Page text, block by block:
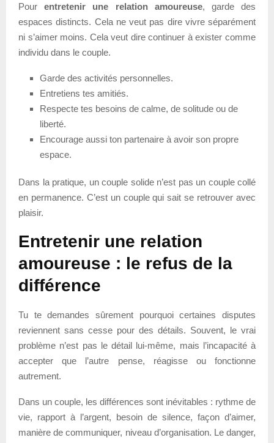
Pourentretenir une relation amoureuse, garde des
espaces distincts. Cela ne veut pas dire vivre séparément
ni s’aimer moins. Cela veut dire continuer à exister comme
individu dans le couple.
Garde des activités personnelles.
Entretiens tes amitiés.
Respecte tes besoins de calme, de solitude ou de
liberté.
Encourage aussi ton partenaire à avoir son propre
espace.
Dans la pratique, un couple solide n’est pas un couple collé
en permanence. C’est un couple qui sait se retrouver avec
plaisir.
Entretenir une relation
amoureuse : le refus de la
différence
Tu te demandes sûrement pourquoi certaines disputes
reviennent sans cesse pour des détails. Souvent, le vrai
problème n’est pas le détail lui-même, mais l’incapacité à
accepter que l’autre pense, réagisse ou fonctionne
autrement.
Dans un couple, les différences sont inévitables : rythme de
vie, rapport à l’argent, besoin de silence, façon d’aimer,
manière de communiquer, niveau d’organisation. Le danger,